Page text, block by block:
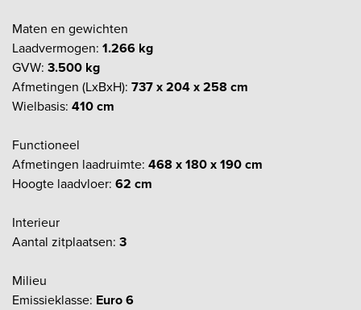
Maten en gewichten
Laadvermogen: 1.266 kg
GVW: 3.500 kg
Afmetingen (LxBxH): 737 x 204 x 258 cm
Wielbasis: 410 cm
Functioneel
Afmetingen laadruimte: 468 x 180 x 190 cm
Hoogte laadvloer: 62 cm
Interieur
Aantal zitplaatsen: 3
Milieu
Emissieklasse: Euro 6